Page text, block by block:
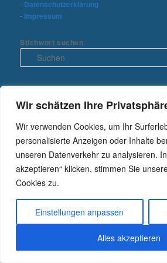
Wir schätzen Ihre
Wir verwenden Cookies, um Ihr
personalisierte Anzeigen oder Inhalte
unseren Datenverkehr zu analysieren.
akzeptieren“ klicken, stimmen Sie
Cookies zu.
Einstellungen anpassen
Alles akzeptieren
- Datenschutzerklärung
- Impressum
Stichwort suchen
u
h
n